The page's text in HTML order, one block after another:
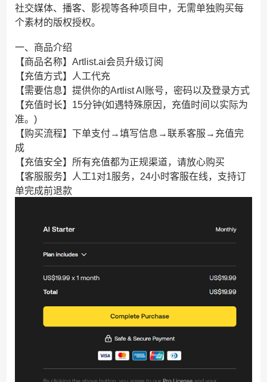
社交媒体、播客、影视等各种项目中，无需单独购买每
个素材的版权授权。
一、商品介绍
【商品名称】Artlist.ai会员升级订阅
【充值方式】人工代充
【需要信息】提供你的Artlist Al账号，密码以及登录方式
【充值时长】15分钟(如遇特殊原因，充值时间以实际为
准。)
【购买流程】下单支付→填写信息→联系客服→充值完
成
【充值安全】所有充值都为正规渠道，请放心购买
【客服服务】人工1对1服务，24小时客服在线，支持订
单完成前退款